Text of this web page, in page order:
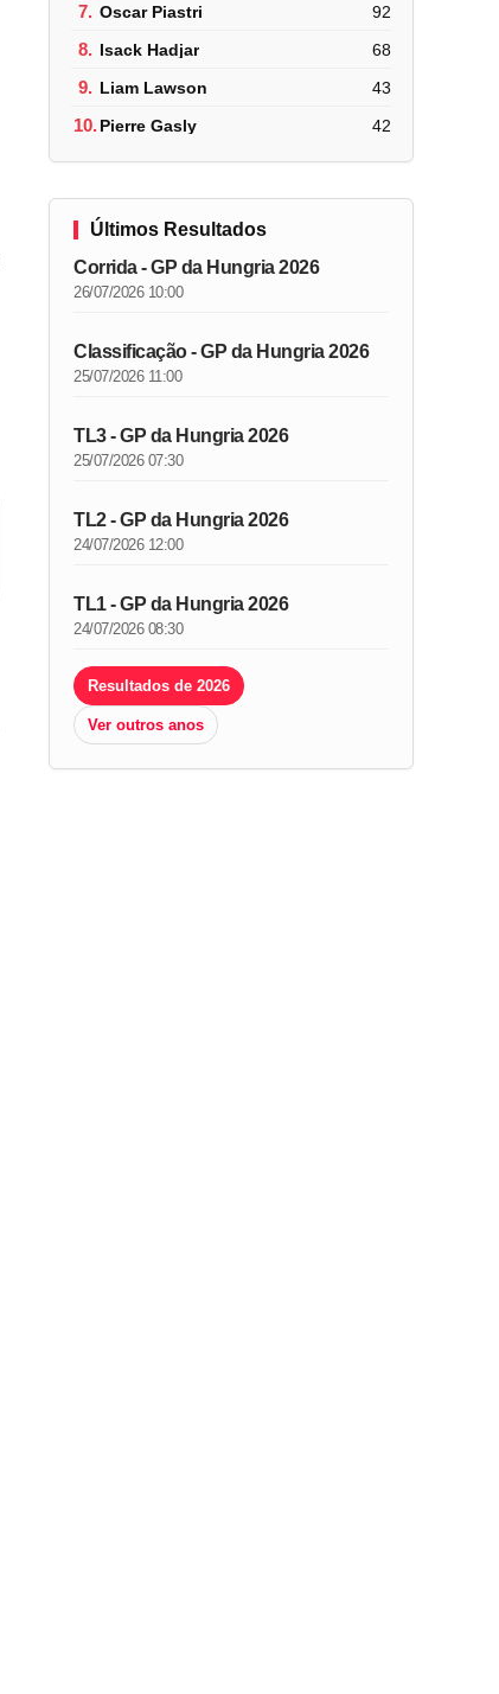
7. Oscar Piastri 92
8. Isack Hadjar 68
9. Liam Lawson 43
10.Pierre Gasly 42
Últimos Resultados
Corrida - GP da Hungria 2026
26/07/2026 10:00
Classificação - GP da Hungria 2026
25/07/2026 11:00
TL3 - GP da Hungria 2026
25/07/2026 07:30
TL2 - GP da Hungria 2026
24/07/2026 12:00
TL1 - GP da Hungria 2026
24/07/2026 08:30
Resultados de 2026
Ver outros anos